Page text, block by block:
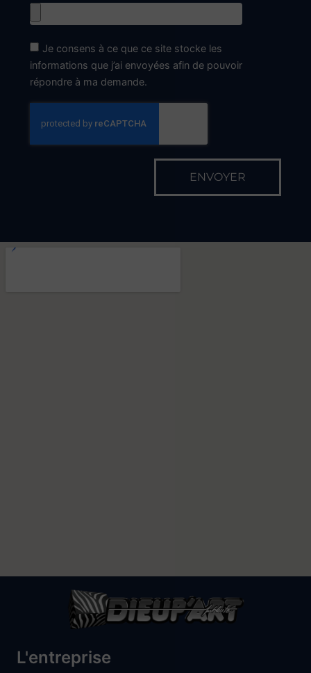
Je consens à ce que ce site stocke les
informations que j’ai envoyées afin de pouvoir
répondre à ma demande.
ENVOYER
L'entreprise